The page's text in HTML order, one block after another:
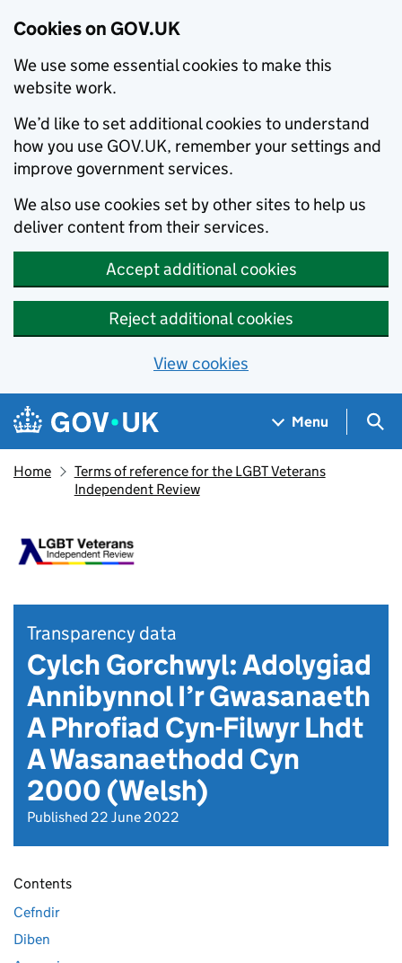
Cookies on GOV.UK
We use some essential cookies to make this
website work.
We’d like to set additional cookies to understand
how you use GOV.UK, remember your settings and
improve government services.
We also use cookies set by other sites to help us
deliver content from their services.
Accept additional cookies
Reject additional cookies
View cookies
Skip to main content
Navigation menu
Menu
Home
Terms of reference for the LGBT Veterans
Independent Review
Transparency data
Cylch Gorchwyl: Adolygiad
Annibynnol I’r Gwasanaeth
A Phrofiad Cyn-Filwyr Lhdt
A Wasanaethodd Cyn
2000 (Welsh)
Published 22 June 2022
Contents
Cefndir
Diben